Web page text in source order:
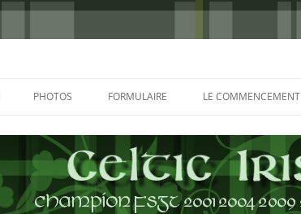
PHOTOS
GLASGOW 2002
CHARLIE & THE BHOYS 2006
FORMULAIRE LE COMMENCEMENT